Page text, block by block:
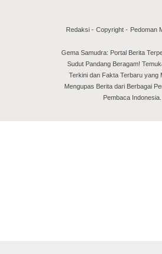
Redaksi Copyright Pedoman
Gema Samudra: Portal Berita
Sudut Pandang Beragam!
Terkini dan Fakta Terbaru yang
Mengupas Berita dari Berbagai
Pembaca Indonesia.